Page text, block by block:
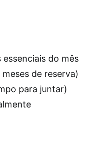
essenciais do mês
de reserva)
para juntar)